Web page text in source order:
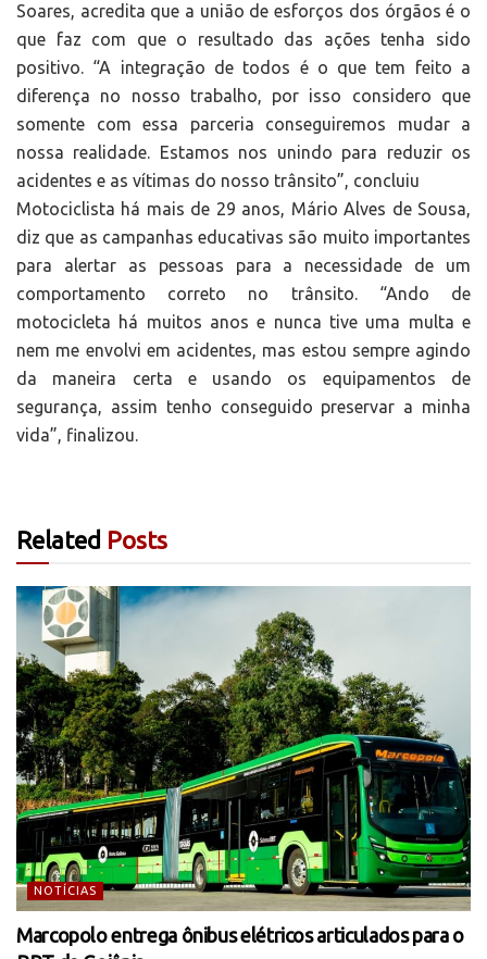
Soares, acredita que a união de esforços dos órgãos é o
que faz com que o resultado das ações tenha sido
positivo. “A integração de todos é o que tem feito a
diferença no nosso trabalho, por isso considero que
somente com essa parceria conseguiremos mudar a
nossa realidade. Estamos nos unindo para reduzir os
acidentes e as vítimas do nosso trânsito”, concluiu
Motociclista há mais de 29 anos, Mário Alves de Sousa,
diz que as campanhas educativas são muito importantes
para alertar as pessoas para a necessidade de um
comportamento correto no trânsito. “Ando de
motocicleta há muitos anos e nunca tive uma multa e
nem me envolvi em acidentes, mas estou sempre agindo
da maneira certa e usando os equipamentos de
segurança, assim tenho conseguido preservar a minha
vida”, finalizou.
Related Posts
NOTÍCIAS
Marcopolo entrega ônibus elétricos articulados para o